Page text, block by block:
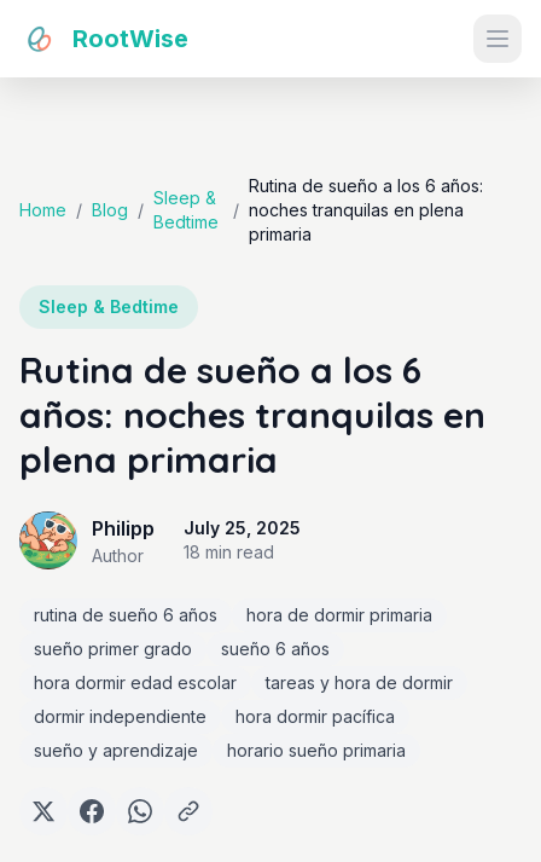
RootWise
Home / Blog /
Sleep &
Bedtime
/
Rutina de sueño a los 6 años:
noches tranquilas en plena
primaria
Sleep & Bedtime
Rutina de sueño a los 6
años: noches tranquilas en
plena primaria
Philipp
Author
July 25, 2025
18 min read
rutina de sueño 6 años
hora de dormir primaria
sueño primer grado
sueño 6 años
hora dormir edad escolar
tareas y hora de dormir
dormir independiente
hora dormir pacífica
sueño y aprendizaje
horario sueño primaria